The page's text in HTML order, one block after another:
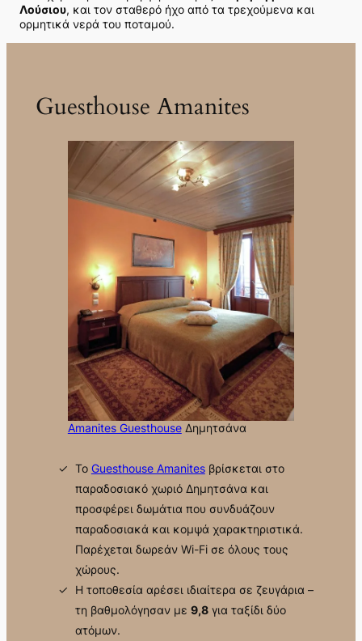
Λούσιου, και τον σταθερό ήχο από τα τρεχούμενα και
ορμητικά νερά του ποταμού.
Guesthouse Amanites
Amanites GuesthouseΔημητσάνα
Το Guesthouse Amanitesβρίσκεται στο
παραδοσιακό χωριό Δημητσάνα και
προσφέρει δωμάτια που συνδυάζουν
παραδοσιακά και κομψά χαρακτηριστικά.
Παρέχεται δωρεάν Wi-Fi σε όλους τους
χώρους.
Η τοποθεσία αρέσει ιδιαίτερα σε ζευγάρια –
τη βαθμολόγησαν με 9,8για ταξίδι δύο
ατόμων.